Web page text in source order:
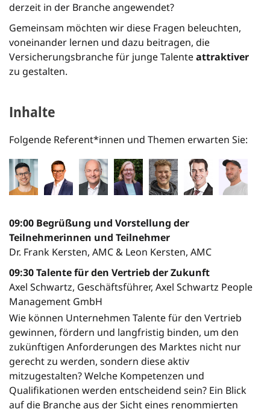
derzeit in der Branche angewendet?
Gemeinsam möchten wir diese Fragen beleuchten,
voneinander lernen und dazu beitragen, die
Versicherungsbranche für junge Talenteattraktiver
zu gestalten.
Inhalte
Folgende Referent*innen und Themen erwarten Sie:
09:00 Begrüßung und Vorstellung der
Teilnehmerinnen und Teilnehmer
Dr. Frank Kersten, AMC & Leon Kersten, AMC
09:30 Talente für den Vertrieb der Zukunft
Axel Schwartz, Geschäftsführer, Axel Schwartz People
Management GmbH
Wie können Unternehmen Talente für den Vertrieb
gewinnen, fördern und langfristig binden, um den
zukünftigen Anforderungen des Marktes nicht nur
gerecht zu werden, sondern diese aktiv
mitzugestalten? Welche Kompetenzen und
Qualifikationen werden entscheidend sein? Ein Blick
auf die Branche aus der Sicht eines renommierten